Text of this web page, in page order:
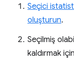
Seçici
oluşturun.
Seçilmiş
kaldırmak